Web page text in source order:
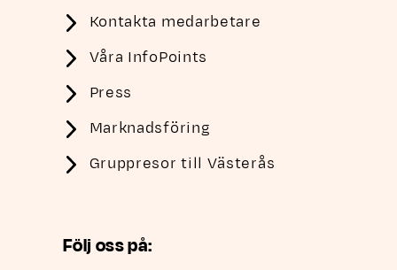
Kontakta medarbetare
Våra InfoPoints
Press
Marknadsföring
Gruppresor till Västerås
Följ oss på: